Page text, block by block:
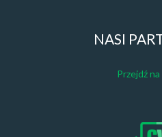
NASI
Przejdź